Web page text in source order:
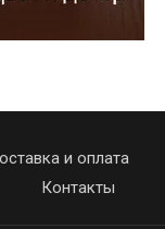
и оплата
Контакты